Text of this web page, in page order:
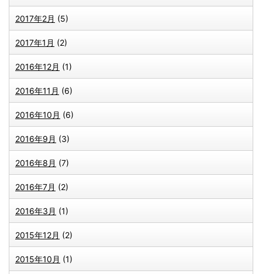
2017年2月 (5)
2017年1月 (2)
2016年12月 (1)
2016年11月 (6)
2016年10月 (6)
2016年9月 (3)
2016年8月 (7)
2016年7月 (2)
2016年3月 (1)
2015年12月 (2)
2015年10月 (1)